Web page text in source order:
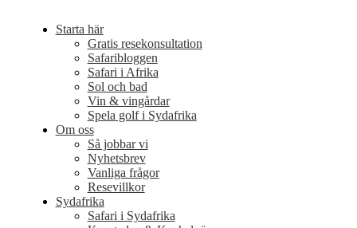
Starta här
Gratis resekonsultation
Safaribloggen
Safari i Afrika
Sol och bad
Vin & vingårdar
Spela golf i Sydafrika
Om oss
Så jobbar vi
Nyhetsbrev
Vanliga frågor
Resevillkor
Sydafrika
Safari i Sydafrika